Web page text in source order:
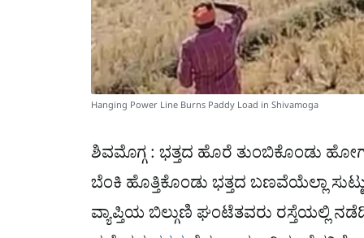
Hanging Power Line Burns Paddy Load in Shivamoga
ಶಿವಮೊಗ್ಗ : ಭತ್ತದ ಹೊರೆ ತುಂಬಿಕೊಂಡು
ಬೆಂಕಿ ಹೊತ್ತಿಕೊಂಡು ಭತ್ತದ ಬಣವೆಯೆಲ್ಲಾ
ವ್ಯಾಪ್ತಿಯ ಬಿಲ್ಗುಣಿ ಘಂಟೆತವರು ರಸ್ತೆಯಲ್ಲಿ